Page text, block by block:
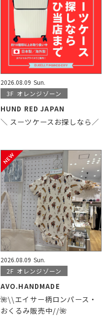
2026.08.09 Sun.
3F オレンジゾーン
HUND RED JAPAN
＼ スーツケースお探しなら／
2026.08.09 Sun.
2F オレンジゾーン
AVO.HANDMADE
🌺\\エイサー柄ロンパース・
おくるみ販売中//🌺